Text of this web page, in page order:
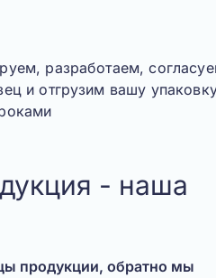
разработаем,
и отгрузим вашу
- наша
продукции, обратно мы